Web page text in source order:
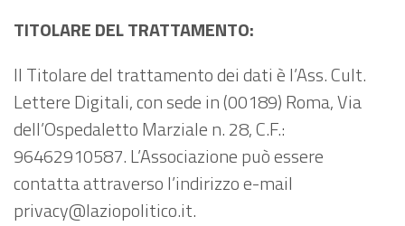
TITOLARE DEL TRATTAMENTO:
Il Titolare del trattamento dei dati è l’Ass. Cult.
Lettere Digitali, con sede in (00189) Roma, Via
dell’Ospedaletto Marziale n. 28, C.F.:
96462910587. L’Associazione può essere
contatta attraverso l’indirizzo e-mail
privacy@laziopolitico.it.